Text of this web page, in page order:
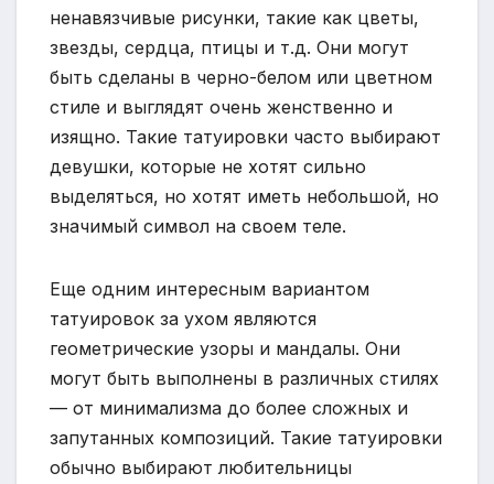
ненавязчивые рисунки, такие как цветы,
звезды, сердца, птицы и т.д. Они могут
быть сделаны в черно-белом или цветном
стиле и выглядят очень женственно и
изящно. Такие татуировки часто выбирают
девушки, которые не хотят сильно
выделяться, но хотят иметь небольшой, но
значимый символ на своем теле.
Еще одним интересным вариантом
татуировок за ухом являются
геометрические узоры и мандалы. Они
могут быть выполнены в различных стилях
— от минимализма до более сложных и
запутанных композиций. Такие татуировки
обычно выбирают любительницы